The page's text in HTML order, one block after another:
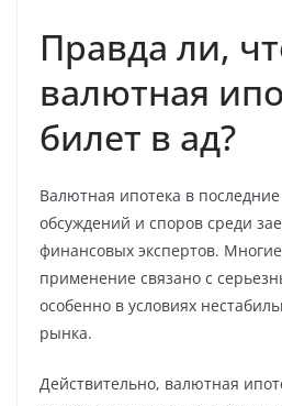
Правда ли,
валютная
билет в ад?
Валютная ипотека в
обсуждений и споров среди
финансовых экспертов.
применение связано с
особенно в условиях
рынка.
Действительно, валютная